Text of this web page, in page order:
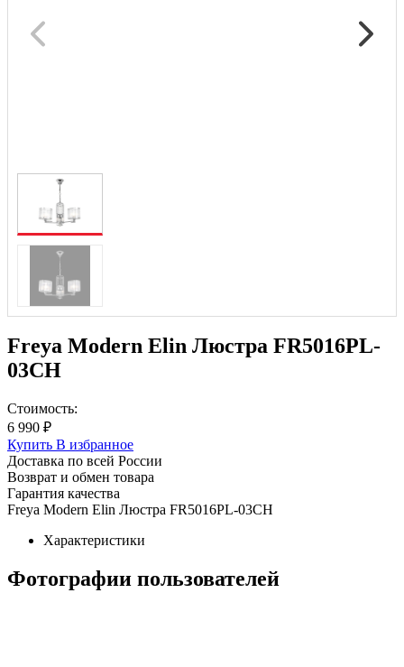
Freya Modern Elin Люстра FR5016PL-
03CH
Стоимость:
6 990 ₽
Купить В избранное
Доставка по всей России
Возврат и обмен товара
Гарантия качества
Freya Modern Elin Люстра FR5016PL-03CH
Характеристики
Фотографии пользователей